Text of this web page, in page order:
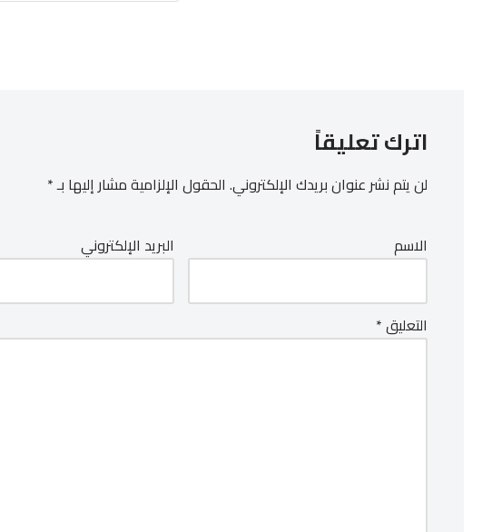
اترك تعليقاً
لن يتم نشر عنوان بريدك الإلكتروني. الحقول الإلزامية مشار إليها بـ*
الاسم البريد الإلكتروني
التعليق*